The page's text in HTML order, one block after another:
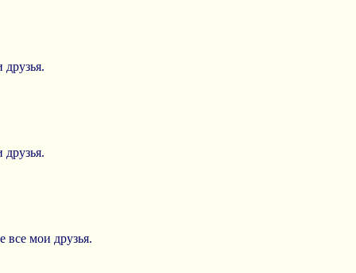
друзья.
друзья.
все мои друзья.